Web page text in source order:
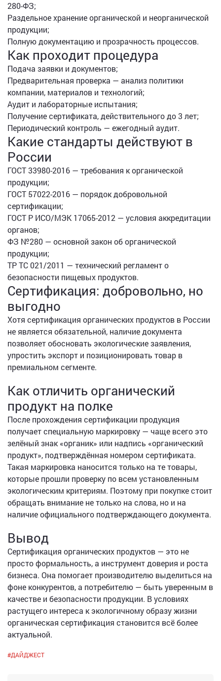
280-ФЗ;
Раздельное хранение органической и неорганической
продукции;
Полную документацию и прозрачность процессов.
Как проходит процедура
Подача заявки и документов;
Предварительная проверка — анализ политики
компании, материалов и технологий;
Аудит и лабораторные испытания;
Получение сертификата, действительного до 3 лет;
Периодический контроль — ежегодный аудит.
Какие стандарты действуют в
России
ГОСТ 33980-2016 — требования к органической
продукции;
ГОСТ 57022-2016 — порядок добровольной
сертификации;
ГОСТ Р ИСО/МЭК 17065-2012 — условия аккредитации
органов;
ФЗ №280 — основной закон об органической
продукции;
ТР ТС 021/2011 — технический регламент о
безопасности пищевых продуктов.
Сертификация: добровольно, но
выгодно
Хотя сертификация органических продуктов в России
не является обязательной, наличие документа
позволяет обосновать экологические заявления,
упростить экспорт и позиционировать товар в
премиальном сегменте.
Как отличить органический
продукт на полке
После прохождения сертификации продукция
получает специальную маркировку — чаще всего это
зелёный знак «органик» или надпись «органический
продукт», подтверждённая номером сертификата.
Такая маркировка наносится только на те товары,
которые прошли проверку по всем установленным
экологическим критериям. Поэтому при покупке стоит
обращать внимание не только на слова, но и на
наличие официального подтверждающего документа.
Вывод
Сертификация органических продуктов — это не
просто формальность, а инструмент доверия и роста
бизнеса. Она помогает производителю выделиться на
фоне конкурентов, а потребителю — быть уверенным в
качестве и безопасности продукции. В условиях
растущего интереса к экологичному образу жизни
органическая сертификация становится всё более
актуальной.
#ДАЙДЖЕСТ